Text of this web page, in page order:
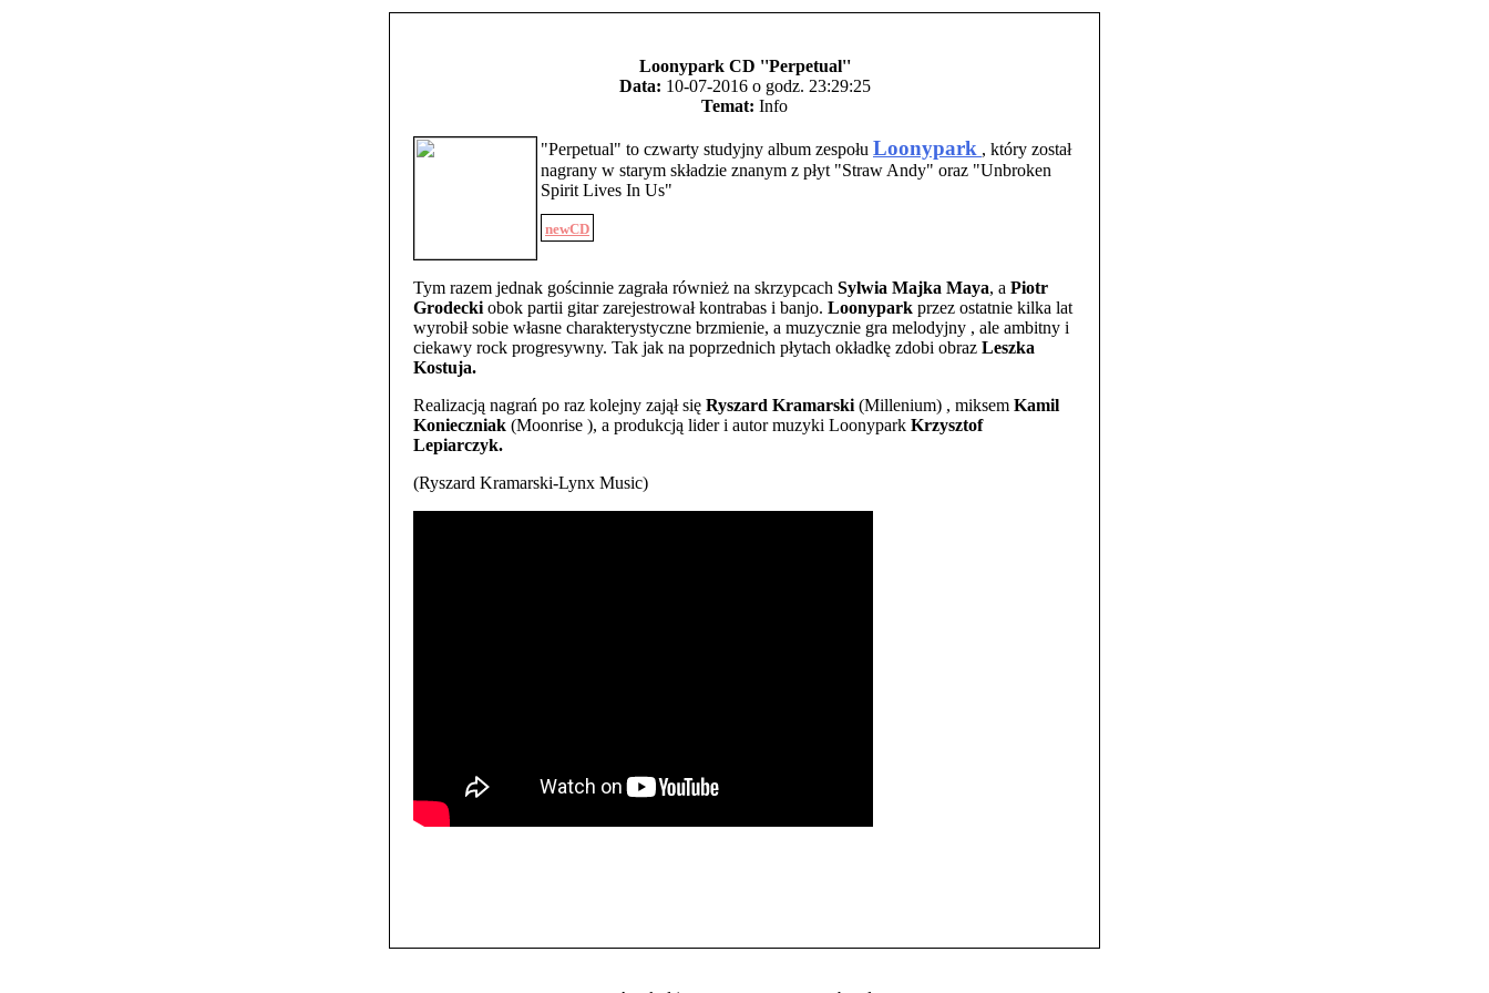
Loonypark CD ''Perpetual''
Data: 10-07-2016 o godz. 23:29:25
Temat: Info
"Perpetual" to czwarty studyjny album zespołu Loonypark , który został
nagrany w starym składzie znanym z płyt "Straw Andy" oraz "Unbroken
Spirit Lives In Us"
newCD
Tym razem jednak gościnnie zagrała również na skrzypcach Sylwia Majka Maya, a Piotr
Grodecki obok partii gitar zarejestrował kontrabas i banjo. Loonypark przez ostatnie kilka lat
wyrobił sobie własne charakterystyczne brzmienie, a muzycznie gra melodyjny , ale ambitny i
ciekawy rock progresywny. Tak jak na poprzednich płytach okładkę zdobi obraz Leszka
Kostuja.
Realizacją nagrań po raz kolejny zajął się Ryszard Kramarski (Millenium) , miksem Kamil
Konieczniak (Moonrise ), a produkcją lider i autor muzyki Loonypark Krzysztof
Lepiarczyk.
(Ryszard Kramarski-Lynx Music)